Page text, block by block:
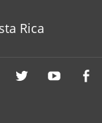
Rica